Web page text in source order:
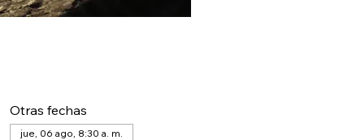
Otras fechas
jue, 06 ago, 8:30 a. m.